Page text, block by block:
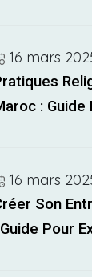
16 mars
: Guide
16 mars
Son
Pour